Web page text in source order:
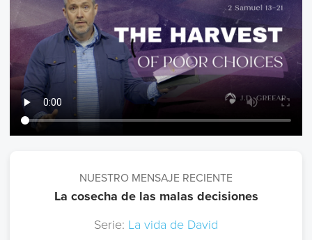
NUESTRO MENSAJE RECIENTE
La cosecha de las malas decisiones
Serie: La vida de David